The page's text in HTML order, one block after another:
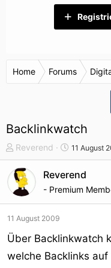
Home Forums
Backlinkwatch
T
h
e
m
e
s
t
r
Reverend
S
t
a
r
t
m
11 August
Reverend
- Premium
11 August 2009
Über Backlinkwatch
welche Backlinks